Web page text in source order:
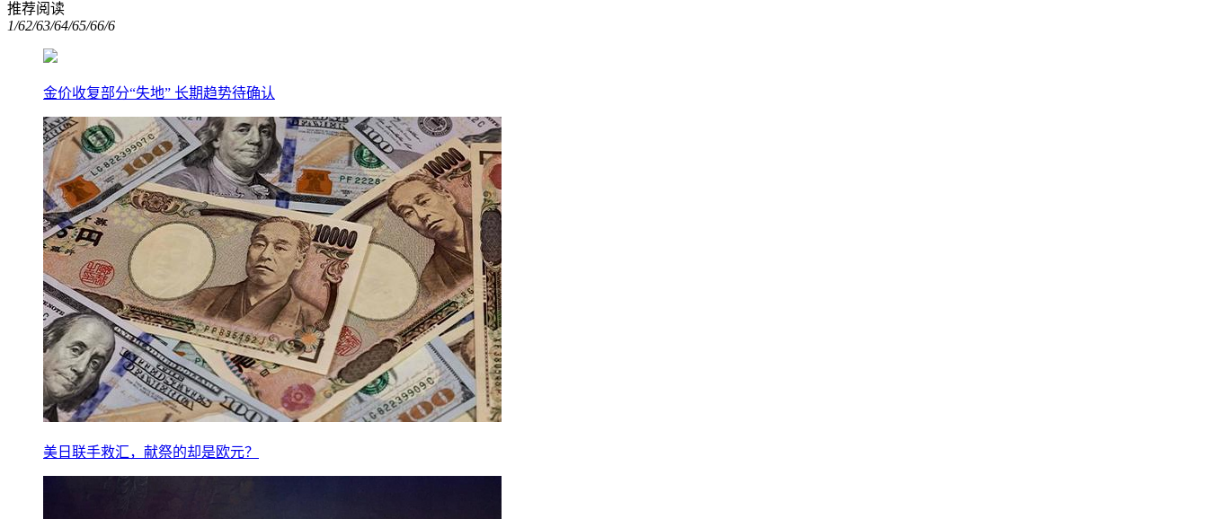
推荐阅读
1/62/63/64/65/66/6
金价收复部分“失地” 长期趋势待确认
美日联手救汇，献祭的却是欧元？